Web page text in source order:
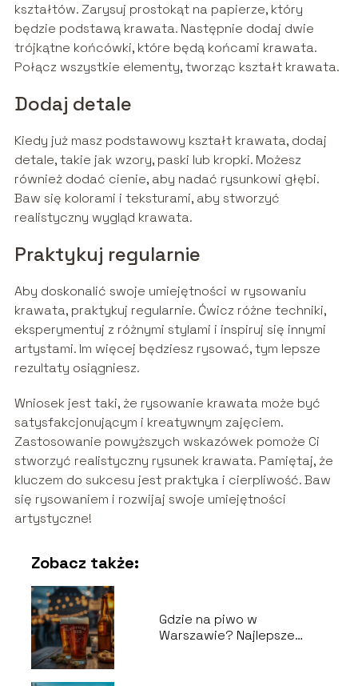
kształtów. Zarysuj prostokąt na papierze, który
będzie podstawą krawata. Następnie dodaj dwie
trójkątne końcówki, które będą końcami krawata.
Połącz wszystkie elementy, tworząc kształt krawata.
Dodaj detale
Kiedy już masz podstawowy kształt krawata, dodaj
detale, takie jak wzory, paski lub kropki. Możesz
również dodać cienie, aby nadać rysunkowi głębi.
Baw się kolorami i teksturami, aby stworzyć
realistyczny wygląd krawata.
Praktykuj regularnie
Aby doskonalić swoje umiejętności w rysowaniu
krawata, praktykuj regularnie. Ćwicz różne techniki,
eksperymentuj z różnymi stylami i inspiruj się innymi
artystami. Im więcej będziesz rysować, tym lepsze
rezultaty osiągniesz.
Wniosek jest taki, że rysowanie krawata może być
satysfakcjonującym i kreatywnym zajęciem.
Zastosowanie powyższych wskazówek pomoże Ci
stworzyć realistyczny rysunek krawata. Pamiętaj, że
kluczem do sukcesu jest praktyka i cierpliwość. Baw
się rysowaniem i rozwijaj swoje umiejętności
artystyczne!
Zobacz także:
Gdzie na piwo w
Warszawie? Najlepsze